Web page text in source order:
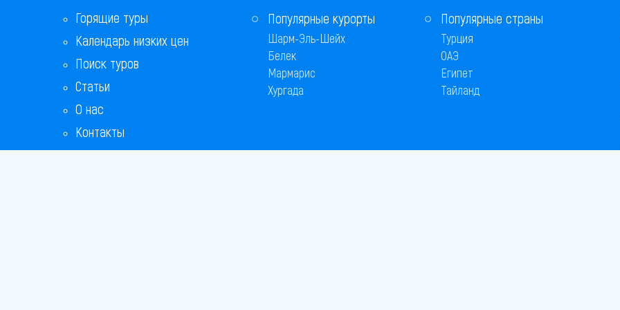
Горящие туры
Календарь низких цен
Поиск туров
Статьи
О нас
Контакты
Популярные курорты
Шарм-Эль-Шейх
Белек
Мармарис
Хургада
Популярные страны
Турция
ОАЭ
Египет
Тайланд